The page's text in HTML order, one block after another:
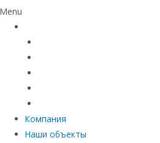
Menu
Компания
Наши объекты